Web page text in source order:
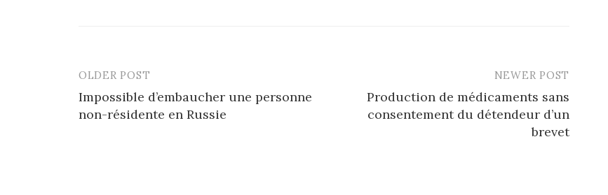
Post
navigation
OLDER POST
Impossible d’embaucher une personne
non-résidente en Russie
NEWER POST
Production de médicaments sans
consentement du détendeur d’un
brevet